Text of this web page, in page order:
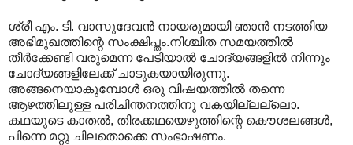
ശ്രീ എം. ടി. വാസുദേവന്‍ നായരുമായി ഞാന്‍ നടത്തിയ
അഭിമുഖത്തിന്റെ സംക്ഷിപ്തം.നിശ്ചിത സമയത്തില്‍
തീര്‍ക്കേണ്ടി വരുമെന്ന പേടിയാല്‍ ചോദ്യങ്ങളില്‍ നിന്നും
ചോദ്യങ്ങളിലേക്ക് ചാടുകയായിരുന്നു.
അങ്ങനെയാകുമ്പോള്‍ ഒരു വിഷയത്തില്‍ തന്നെ
ആഴത്തിലുള്ള പരിചിന്തനത്തിനു വകയില്ലല്ലൊ.
കഥയുടെ കാതല്‍, തിരക്കഥയെഴുത്തിന്റെ കൌശലങ്ങള്‍,
പിന്നെ മറ്റു ചിലതൊക്കെ സംഭാഷണം.